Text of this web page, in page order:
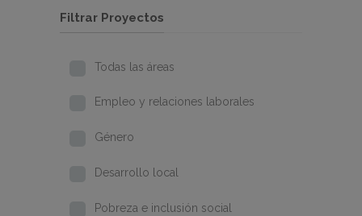
Filtrar Proyectos
Todas las áreas
Empleo y relaciones laborales
Género
Desarrollo local
Pobreza e inclusión social